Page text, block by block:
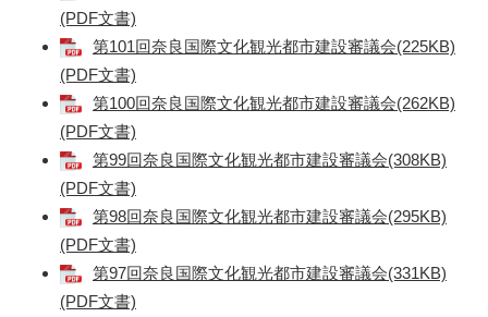
(PDF文書)
第101回奈良国際文化観光都市建設審議会(225KB)
(PDF文書)
第100回奈良国際文化観光都市建設審議会(262KB)
(PDF文書)
第99回奈良国際文化観光都市建設審議会(308KB)
(PDF文書)
第98回奈良国際文化観光都市建設審議会(295KB)
(PDF文書)
第97回奈良国際文化観光都市建設審議会(331KB)
(PDF文書)